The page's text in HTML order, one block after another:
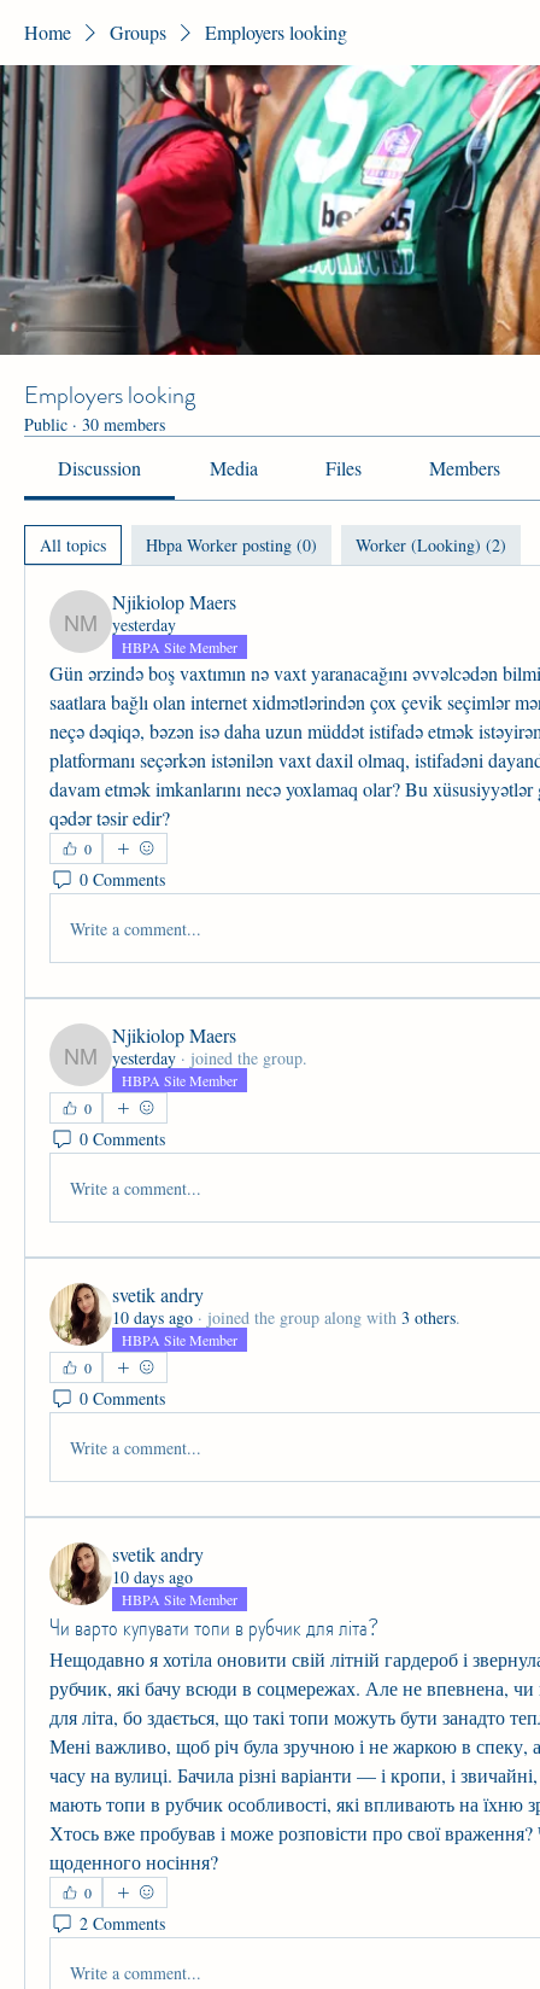
Home Groups Employers looking
Employers looking
Public · 30 members
Discussion Media Files Members
All topics Hbpa Worker posting (0) Worker (Looking) (2)
Njikiolop Maers
Njikiolop Maers
yesterday
HBPA Site Member
Gün ərzində boş vaxtımın nə vaxt yaranacağını əvvəlcədən
saatlara bağlı olan internet xidmətlərindən çox çevik seçimlər
neçə dəqiqə, bəzən isə daha uzun müddət istifadə etmək
platformanı seçərkən istənilən vaxt daxil olmaq, istifadəni
davam etmək imkanlarını necə yoxlamaq olar? Bu xüsusiyyətlər
qədər təsir edir?
0
0 Comments
Write a comment...
Njikiolop Maers
Njikiolop Maers
yesterday · joined the group.
HBPA Site Member
0
0 Comments
Write a comment...
svetik andry
10 days ago · joined the group along with 3 others.
HBPA Site Member
0
0 Comments
Write a comment...
svetik andry
10 days ago
HBPA Site Member
Чи варто купувати топи в рубчик для літа?
Нещодавно я хотіла оновити свій літній гардероб і
рубчик, які бачу всюди в соцмережах. Але не впевнена, чи
для літа, бо здається, що такі топи можуть бути занадто
Мені важливо, щоб річ була зручною і не жаркою в спеку,
часу на вулиці. Бачила різні варіанти — і кропи, і
мають топи в рубчик особливості, які впливають на їхню
Хтось вже пробував і може розповісти про свої
щоденного носіння?
0
2 Comments
Write a comment...